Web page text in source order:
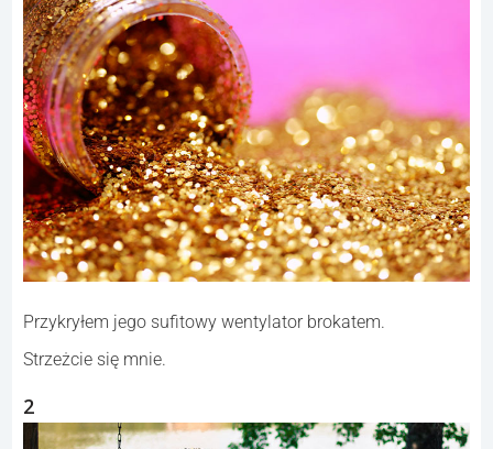
Przykryłem jego sufitowy wentylator brokatem.
Strzeżcie się mnie.
2